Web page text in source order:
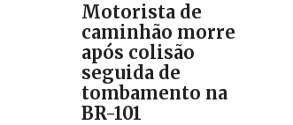
Motorista de
caminhão morre
após colisão
seguida de
tombamento na
BR-101